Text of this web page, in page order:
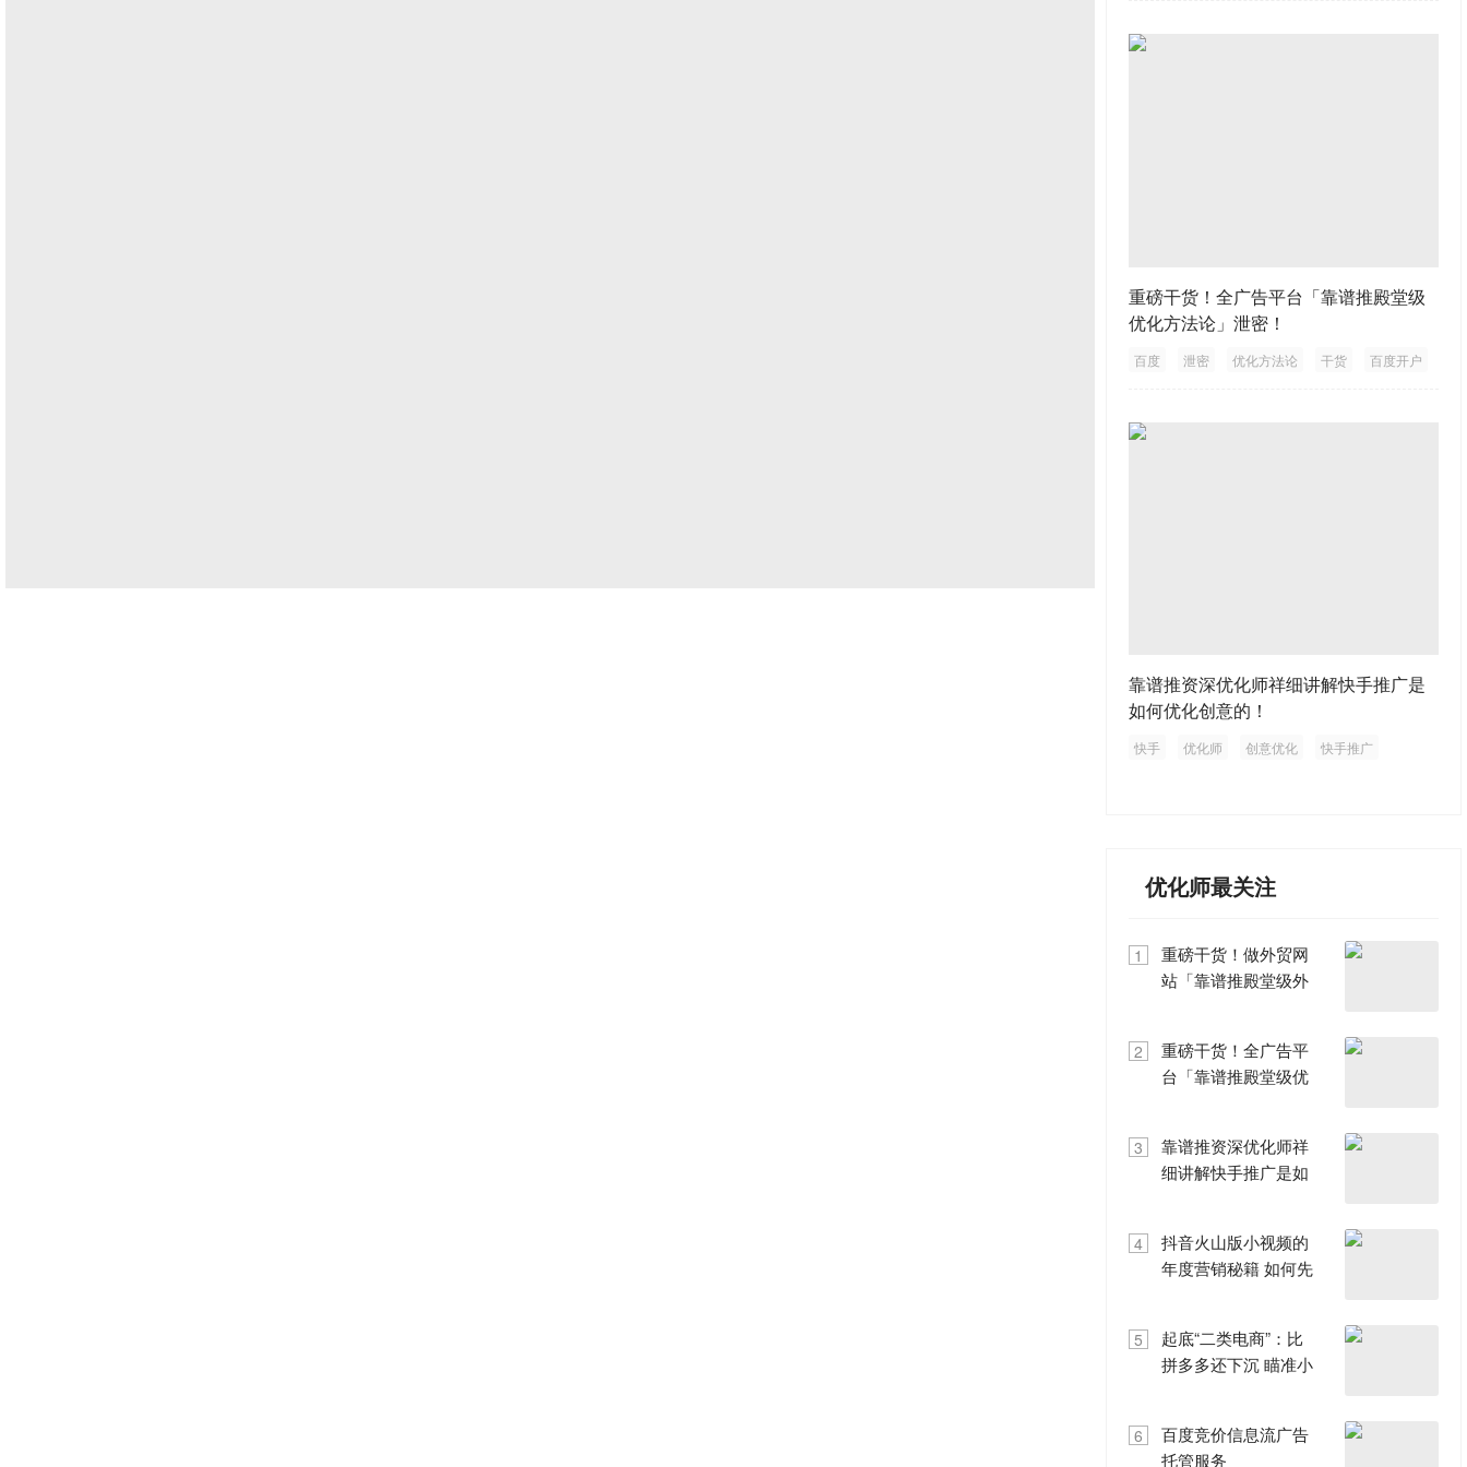
重磅干货！全广告平台「靠谱推殿堂级
优化方法论」泄密！
百度 泄密 优化方法论 干货 百度开户
靠谱推资深优化师祥细讲解快手推广是
如何优化创意的！
快手 优化师 创意优化 快手推广
优化师最关注
1
重磅干货！做外贸网
站「靠谱推殿堂级外
2
重磅干货！全广告平
台「靠谱推殿堂级优
3
靠谱推资深优化师祥
细讲解快手推广是如
4
抖音火山版小视频的
年度营销秘籍 如何先
5
起底“二类电商”：比
拼多多还下沉 瞄准小
6
百度竞价信息流广告
托管服务